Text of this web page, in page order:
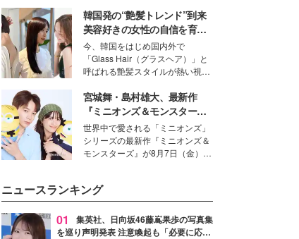
モデル・愛甲ひかりさんと橋下美
好さんを迎えて本音で女子会トー
ク。猛暑のお出かけを快適に過ご
すヒントや、2人が感動した夏の
生理の新常識にも迫りました。
韓国発の“艶髪トレンド”到来
美容好きの女性の自信を育む
「ヘアケア事情」って？
今、韓国をはじめ国内外で
「Glass Hair（グラスヘア）」と
呼ばれる艶髪スタイルが熱い視線
ションの完成度を高めるベースと
して、“髪そのものの美しさ”に改
めて注目する人が増えている様
子。今回は、そんな憧れの艶やか
な髪を日常で叶える、美容好きの
女性たちのヘアケア事情を紹介し
宮城舞・島村雄大、最新作
『ミニオンズ＆モンスター
ズ』の魅力熱弁 ハチャメチャ
だけじゃない“友情と絆”に感
動
世界中で愛される「ミニオンズ」
シリーズの最新作『ミニオンズ＆
モンスターズ』が8月7日（金）に
デルの宮城舞と島村雄大の特別対
談をお届け！それぞれの視点か
ら、今作ならではの魅力や予想外
の感動をもたらす奥深いストーリ
ニュースランキング
01
集英社、日向坂46藤嶌果歩の写真集
を巡り声明発表 注意喚起も「必要に応じ